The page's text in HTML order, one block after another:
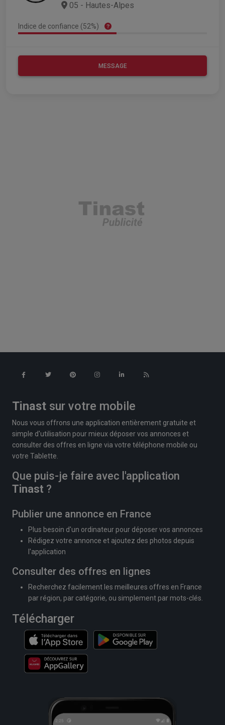
05 - Hautes-Alpes
Indice de confiance (52%)
MESSAGE
Tinast sur votre mobile
Nous vous offrons une application entièrement gratuite et
simple d'utilisation pour mieux déposer vos annonces et
consulter des offres en ligne via votre téléphone mobile ou
votre Tablette.
Que puis-je faire avec l'application
Tinast ?
Publier une annonce en France
Plus besoin d'un ordinateur pour déposer vos annonces
Rédigez votre annonce et ajoutez des photos depuis
l'application
Consulter des offres en lignes
Recherchez facilement les meilleures offres en France
par région, par catégorie, ou simplement par mots-clés.
Télécharger